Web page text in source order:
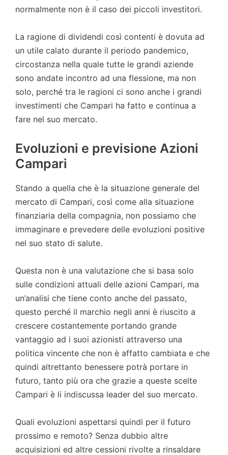
normalmente non è il caso dei piccoli investitori.
La ragione di dividendi così contenti è dovuta ad
un utile calato durante il periodo pandemico,
circostanza nella quale tutte le grandi aziende
sono andate incontro ad una flessione, ma non
solo, perché tra le ragioni ci sono anche i grandi
investimenti che Campari ha fatto e continua a
fare nel suo mercato.
Evoluzioni e previsione Azioni
Campari
Stando a quella che è la situazione generale del
mercato di Campari, così come alla situazione
finanziaria della compagnia, non possiamo che
immaginare e prevedere delle evoluzioni positive
nel suo stato di salute.
Questa non è una valutazione che si basa solo
sulle condizioni attuali delle azioni Campari, ma
un’analisi che tiene conto anche del passato,
questo perché il marchio negli anni è riuscito a
crescere costantemente portando grande
vantaggio ad i suoi azionisti attraverso una
politica vincente che non è affatto cambiata e che
quindi altrettanto benessere potrà portare in
futuro, tanto più ora che grazie a queste scelte
Campari è li indiscussa leader del suo mercato.
Quali evoluzioni aspettarsi quindi per il futuro
prossimo e remoto? Senza dubbio altre
acquisizioni ed altre cessioni rivolte a rinsaldare